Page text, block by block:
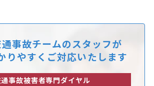
事故チームのスタッフが
りやすくご対応いたします
事故被害者専門ダイヤル